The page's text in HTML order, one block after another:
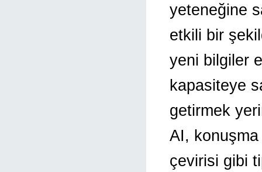
yeteneğine
etkili bir
yeni bilgiler
kapasiteye
getirmek
AI, konuşma
çevirisi gibi